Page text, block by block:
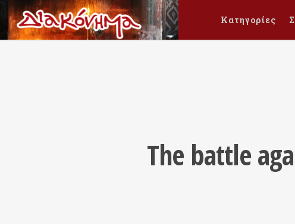
Κατηγορίες
The battle